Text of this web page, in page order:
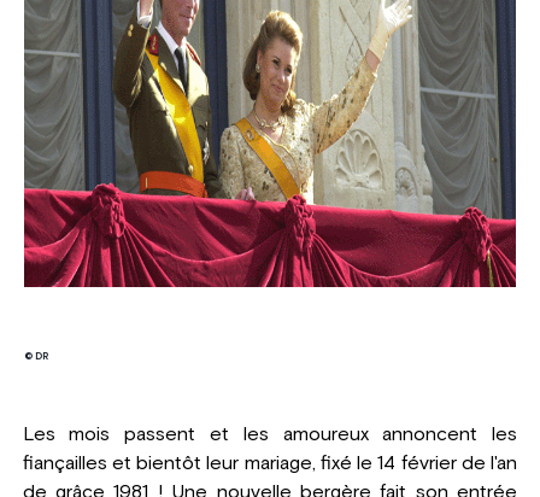
© DR
Les mois passent et les amoureux annoncent les
fiançailles et bientôt leur mariage, fixé le 14 février de l'an
de grâce 1981 ! Une nouvelle bergère fait son entrée